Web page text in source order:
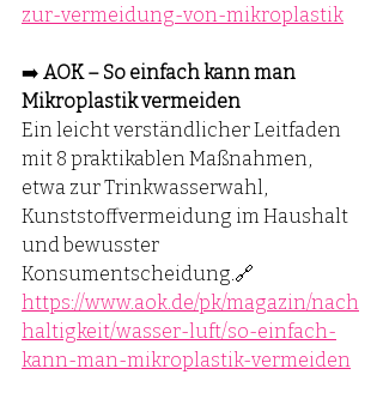
zur-vermeidung-von-mikroplastik
➡️ AOK – So einfach kann man
Mikroplastik vermeiden
Ein leicht verständlicher Leitfaden
mit 8 praktikablen Maßnahmen,
etwa zur Trinkwasserwahl,
Kunststoffvermeidung im Haushalt
und bewusster
Konsumentscheidung.🔗
https://www.aok.de/pk/magazin/nach
haltigkeit/wasser-luft/so-einfach-
kann-man-mikroplastik-vermeiden